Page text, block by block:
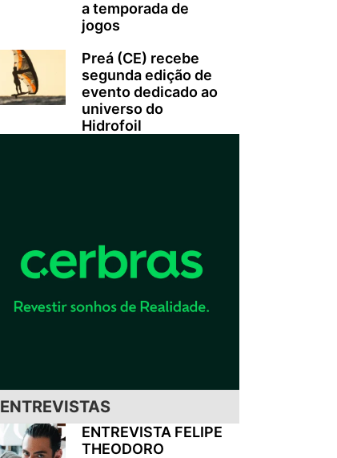
a temporada de
jogos
Preá (CE) recebe
segunda edição de
evento dedicado ao
universo do
Hidrofoil
ENTREVISTAS
ENTREVISTA FELIPE
THEODORO